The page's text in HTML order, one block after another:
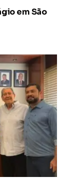
em São